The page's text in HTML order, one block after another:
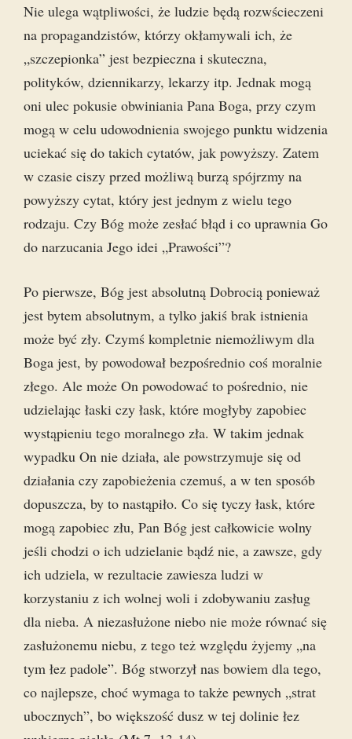
Nie ulega wątpliwości, że ludzie będą rozwścieczeni
na propagandzistów, którzy okłamywali ich, że
„szczepionka” jest bezpieczna i skuteczna,
polityków, dziennikarzy, lekarzy itp. Jednak mogą
oni ulec pokusie obwiniania Pana Boga, przy czym
mogą w celu udowodnienia swojego punktu widzenia
uciekać się do takich cytatów, jak powyższy. Zatem
w czasie ciszy przed możliwą burzą spójrzmy na
powyższy cytat, który jest jednym z wielu tego
rodzaju. Czy Bóg może zesłać błąd i co uprawnia Go
do narzucania Jego idei „Prawości”?
Po pierwsze, Bóg jest absolutną Dobrocią ponieważ
jest bytem absolutnym, a tylko jakiś brak istnienia
może być zły. Czymś kompletnie niemożliwym dla
Boga jest, by powodował bezpośrednio coś moralnie
złego. Ale może On powodować to pośrednio, nie
udzielając łaski czy łask, które mogłyby zapobiec
wystąpieniu tego moralnego zła. W takim jednak
wypadku On nie działa, ale powstrzymuje się od
działania czy zapobieżenia czemuś, a w ten sposób
dopuszcza, by to nastąpiło. Co się tyczy łask, które
mogą zapobiec złu, Pan Bóg jest całkowicie wolny
jeśli chodzi o ich udzielanie bądź nie, a zawsze, gdy
ich udziela, w rezultacie zawiesza ludzi w
korzystaniu z ich wolnej woli i zdobywaniu zasług
dla nieba. A niezasłużone niebo nie może równać się
zasłużonemu niebu, z tego też względu żyjemy „na
tym łez padole”. Bóg stworzył nas bowiem dla tego,
co najlepsze, choć wymaga to także pewnych „strat
ubocznych”, bo większość dusz w tej dolinie łez